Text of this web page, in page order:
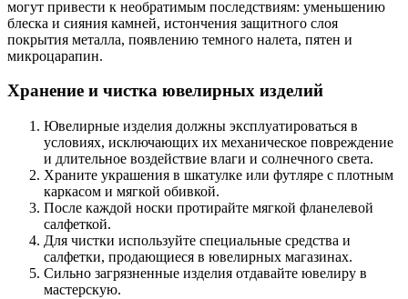
могут привести к необратимым последствиям: уменьшению
блеска и сияния камней, истончения защитного слоя
покрытия металла, появлению темного налета, пятен и
микроцарапин.
Хранение и чистка ювелирных изделий
Ювелирные изделия должны эксплуатироваться в
условиях, исключающих их механическое повреждение
и длительное воздействие влаги и солнечного света.
Храните украшения в шкатулке или футляре с плотным
каркасом и мягкой обивкой.
После каждой носки протирайте мягкой фланелевой
салфеткой.
Для чистки используйте специальные средства и
салфетки, продающиеся в ювелирных магазинах.
Сильно загрязненные изделия отдавайте ювелиру в
мастерскую.